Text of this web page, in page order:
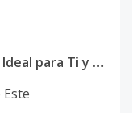
Extraordinaria Casa de 2 Niveles Ideal para Ti y Tu Familia con el Espacio y el Confort que Mereces, con Excelente Terminaciones en Brisa Oriental Muy Cerca de la Autopista de San Isidro